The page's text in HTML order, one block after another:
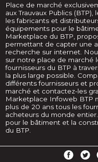
Place de marché
aux Trauvaux Publics
les fabricants et
équipements pour le
Marketplace du BTP,
permettant de capter une
recherche sur internet.
sur notre place de marché
fournisseurs du BTP à
la plus large possible.
différents fournisseurs et
marché et contactez-les
Marketplace Infoweb BTP
plus de 20 ans tous les
acheteurs du monde
pour le bâtiment et la
du BTP.